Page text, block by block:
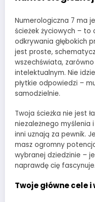
Numerologiczna 7 ma
ścieżek życiowych – to
odkrywania głębokich
jest proste,
wszechświata,
intelektualnym. Nie
płytkie odpowiedzi –
samodzielnie.
Twoja ścieżka nie jest
niezależnego myślenia
inni uznają za pewnik.
masz ogromny
wybranej dziedzinie –
naprawdę cię fascynuje.
Twoje główne cele